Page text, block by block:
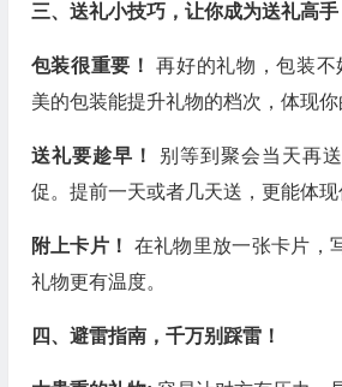
三、送礼小技巧，让你成为送礼高手
包装很重要！再好的礼物，包装
美的包装能提升礼物的档次，体现你
送礼要趁早！ 别等到聚会当天再
促。提前一天或者几天送，更能体现
附上卡片！ 在礼物里放一张卡片，
礼物更有温度。
四、避雷指南，千万别踩雷！